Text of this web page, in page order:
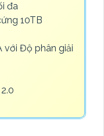
đa
10TB
với Độ phân giải